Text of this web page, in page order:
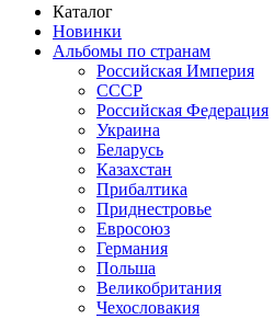
Каталог
Новинки
Альбомы по странам
Российская Империя
СССР
Российская Федерация
Украина
Беларусь
Казахстан
Прибалтика
Приднестровье
Евросоюз
Германия
Польша
Великобритания
Чехословакия